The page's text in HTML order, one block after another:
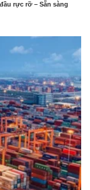
rực rỡ – Sẵn sàng